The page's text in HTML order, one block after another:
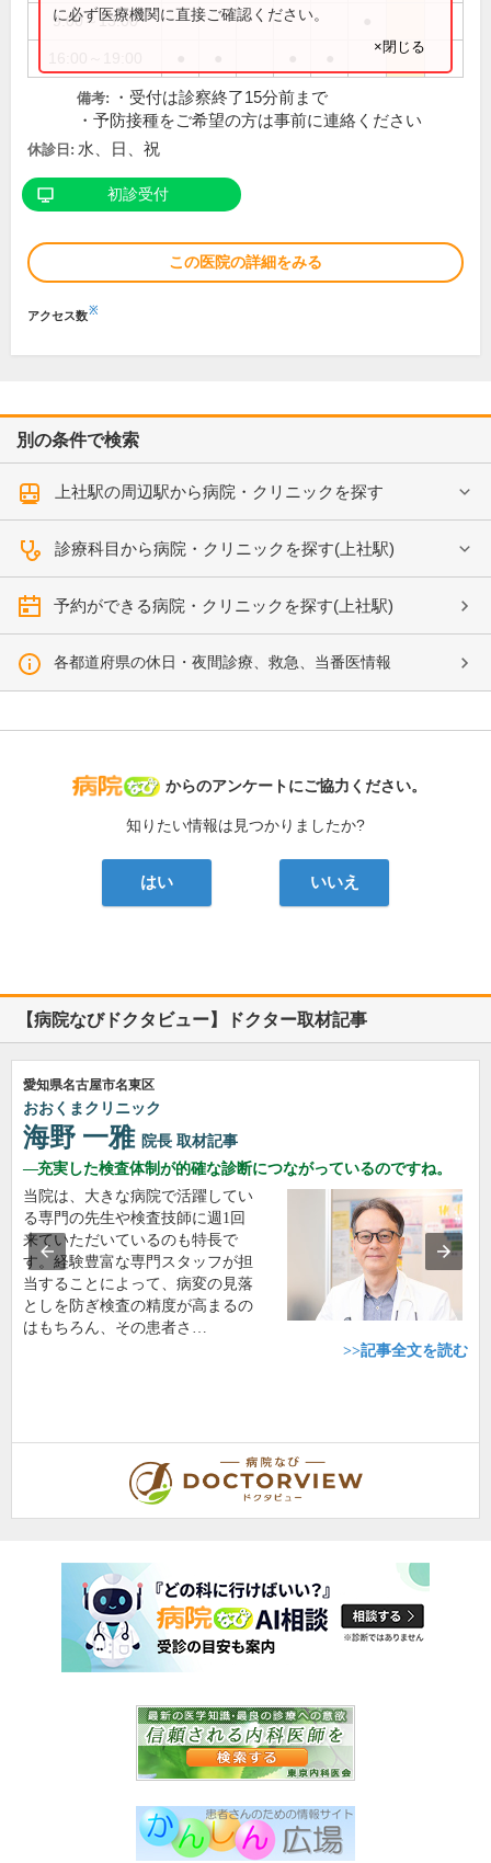
9:00～13:00
に必ず医療機関に直接ご確認ください。
×閉じる
備考:
・受付は診察終了15分前まで
・予防接種をご希望の方は事前に連絡ください
休診日: 水、日、祝
初診受付
この医院の詳細をみる
アクセス数※
別の条件で検索
上社駅の周辺駅から病院・クリニックを探す
診療科目から病院・クリニックを探す(上社駅)
予約ができる病院・クリニックを探す(上社駅)
各都道府県の休日・夜間診療、救急、当番医情報
病院なび
からのアンケートにご協力ください。
知りたい情報は見つかりましたか?
はい いいえ
【病院なびドクタビュー】ドクター取材記事
愛知県名古屋市名東区
おおくまクリニック
海野 一雅 院長 取材記事
充実した検査体制が的確な診断につながっているのですね。
当院は、大きな病院で活躍してい
る専門の先生や検査技師に週1回
来ていただいているのも特長で
す。経験豊富な専門スタッフが担
当することによって、病変の見落
としを防ぎ検査の精度が高まるの
はもちろん、その患者さ…
>>記事全文を読む